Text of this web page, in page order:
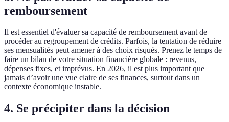
remboursement
Il est essentiel d'évaluer sa capacité de remboursement avant de
procéder au regroupement de crédits. Parfois, la tentation de réduire
ses mensualités peut amener à des choix risqués. Prenez le temps de
faire un bilan de votre situation financière globale : revenus,
dépenses fixes, et imprévus. En 2026, il est plus important que
jamais d’avoir une vue claire de ses finances, surtout dans un
contexte économique instable.
4. Se précipiter dans la décision